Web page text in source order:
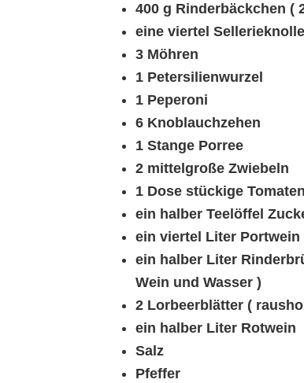
400 g Rinderbäckchen (
eine viertel Sellerieknolle
3 Möhren
1 Petersilienwurzel
1 Peperoni
6 Knoblauchzehen
1 Stange Porree
2 mittelgroße Zwiebeln
1 Dose stückige Tomaten
ein halber Teelöffel
ein viertel Liter Portwein
ein halber Liter
Wein und Wasser )
2 Lorbeerblätter (
ein halber Liter Rotwein
Salz
Pfeffer